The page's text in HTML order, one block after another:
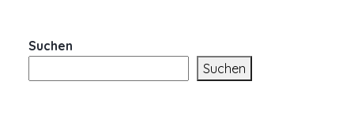
Suchen
Suchen